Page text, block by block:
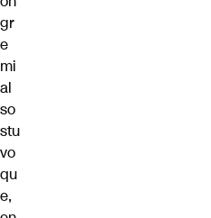
gr
e
mi
al
so
stu
vo
qu
e,